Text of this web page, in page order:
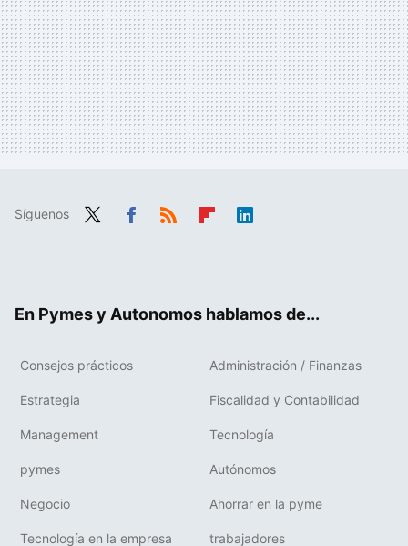
Síguenos
En Pymes y Autonomos hablamos de...
Consejos prácticos Administración / Finanzas
Estrategia Fiscalidad y Contabilidad
Management Tecnología
pymes Autónomos
Negocio Ahorrar en la pyme
Tecnología en la empresa trabajadores